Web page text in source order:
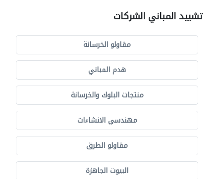
تشييد المباني الشركات
مقاولو الخرسانة
هدم المباني
منتجات البلوك والخرسانة
مهندسي الانشاءات
مقاولو الطرق
البيوت الجاهزة